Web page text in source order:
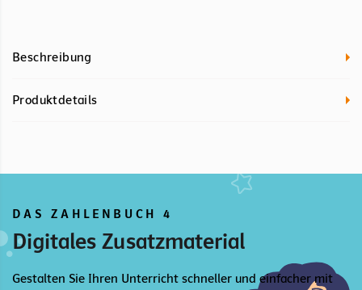
Beschreibung
Produktdetails
DAS ZAHLENBUCH 4
Digitales Zusatzmaterial
Gestalten Sie Ihren Unterricht schneller und einfacher mit